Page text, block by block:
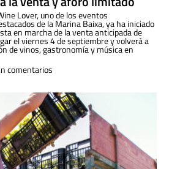
Lover, uno de los eventos
de la Marina Baixa, ya ha iniciado
en marcha de la venta anticipada de
el viernes 4 de septiembre y volverá a
de vinos, gastronomía y música en
comentarios